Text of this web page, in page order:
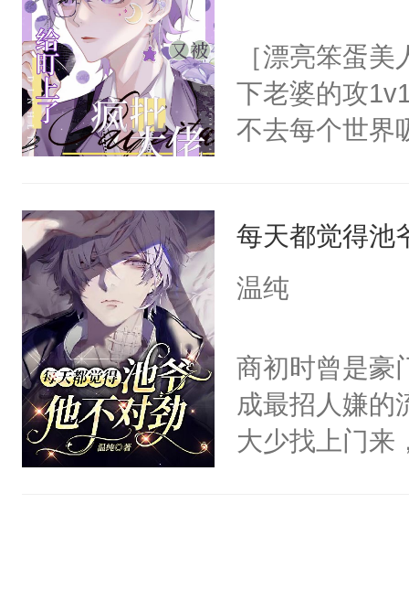
欢他们，还
心的那种宠！
人。wb：璇
立的小白杨
后。系统:好
呵。后来——
里:“宝贝，我
徒弟的手，步
边，你哪里
郁白的下巴将
人压在马棚闷
狂，“你跑不
亲一亲你。
［漂亮笨蛋
下老婆的攻
不去每个世界
从闻家讨回去
背，眼里是致
离开。”-骨子
秘密，低声笑
原来是在偷
的孩子，才能
每天都觉得池
温纯
商初时曾是豪
成最招人嫌的
大少找上门来